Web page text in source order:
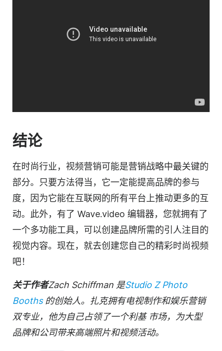
结论
在时尚行业，视频营销可能是营销战略中最关键的
部分。只要方法得当，它一定能提高品牌的参与
度，因为它能在互联网的所有平台上推动更多的互
动。此外，有了 Wave.video 编辑器，您就拥有了
一个多功能工具，可以创建品牌所需的引人注目的
视觉内容。现在，就去创建您自己的精彩时尚视频
吧！
关于作者Zach Schiffman 是Studio Z Photo
Booths的创始人。扎克拥有电视制作和娱乐营销
双专业，他为自己占领了一个利基 市场，为大型
品牌和公司带来高端照片和视频活动。